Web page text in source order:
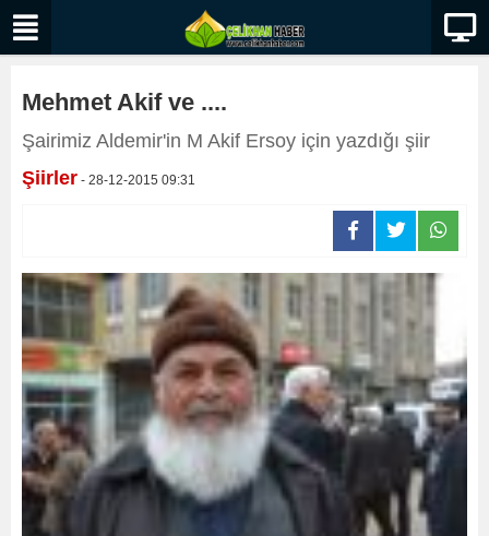
Mehmet Akif ve ....
Şairimiz Aldemir'in M Akif Ersoy için yazdığı şiir
Şiirler - 28-12-2015 09:31